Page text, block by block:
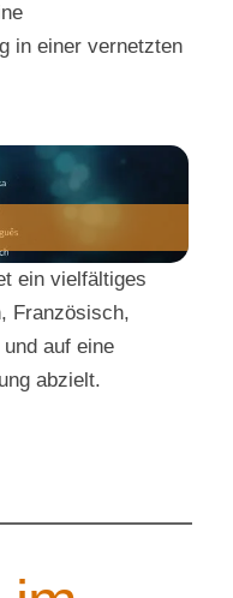
in einer vernetzten
ein vielfältiges
Französisch,
auf eine
abzielt.